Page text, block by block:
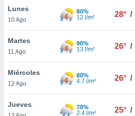
cookies
aceptar
Lunes
10 Ago
80%
12 l/m²
28° /
Martes
11 Ago
90%
13 l/m²
26° /
Miércoles
12 Ago
80%
4.7 l/m²
26° /
Jueves
70%
2.4 l/m²
25° /